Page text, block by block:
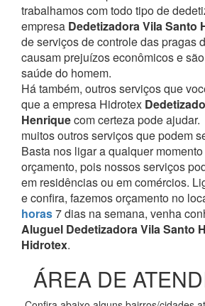
trabalhamos com todo tipo de
empresa Dedetizadora Vila Santo
de serviços de controle das pragas
causam prejuízos econômicos e
saúde do homem.
Há também, outros serviços que
que a empresa Hidrotex
Henriquecom certeza pode ajudar.
muitos outros serviços que podem
Basta nos ligar a qualquer
orçamento, pois nossos serviços
em residências ou em comércios.
e confira, fazemos orçamento no
horas7 dias na semana, venha
Aluguel Dedetizadora Vila Santo
Hidrotex.
ÁREA DE